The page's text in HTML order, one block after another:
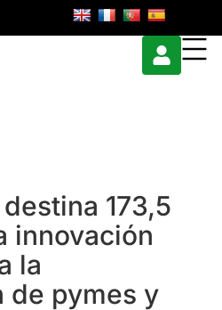
173,5
innovación
la
de pymes y